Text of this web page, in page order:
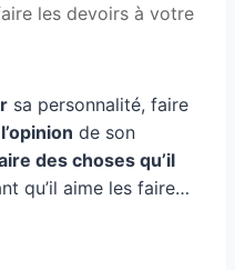
les devoirs à votre
sa personnalité, faire
de son
des choses qu’il
qu’il aime les faire…